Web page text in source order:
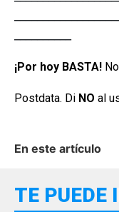
¡Por hoy BASTA!
Postdata. Di NO al
En este artículo
TE PUEDE